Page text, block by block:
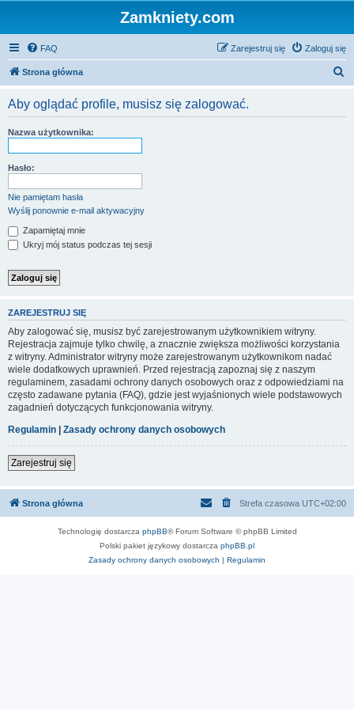
Zamkniety.com
FAQ Zaloguj się
Zarejestruj się
Strona główna
Aby oglądać profile, musisz się zalogować.
Nazwa użytkownika:
Hasło:
Nie pamiętam hasła
Wyślij ponownie e-mail aktywacyjny
Zapamiętaj mnie
Ukryj mój status podczas tej sesji
ZAREJESTRUJ SIĘ
Aby zalogować się, musisz być zarejestrowanym użytkownikiem witryny.
Rejestracja zajmuje tylko chwilę, a znacznie zwiększa możliwości korzystania
z witryny. Administrator witryny może zarejestrowanym użytkownikom nadać
wiele dodatkowych uprawnień. Przed rejestracją zapoznaj się z naszym
regulaminem, zasadami ochrony danych osobowych oraz z odpowiedziami na
często zadawane pytania (FAQ), gdzie jest wyjaśnionych wiele podstawowych
zagadnień dotyczących funkcjonowania witryny.
Regulamin | Zasady ochrony danych osobowych
Zarejestruj się
Strona główna Strefa czasowa UTC+02:00
Technologię dostarcza phpBB® Forum Software © phpBB Limited
Polski pakiet językowy dostarcza phpBB.pl
Zasady ochrony danych osobowych | Regulamin